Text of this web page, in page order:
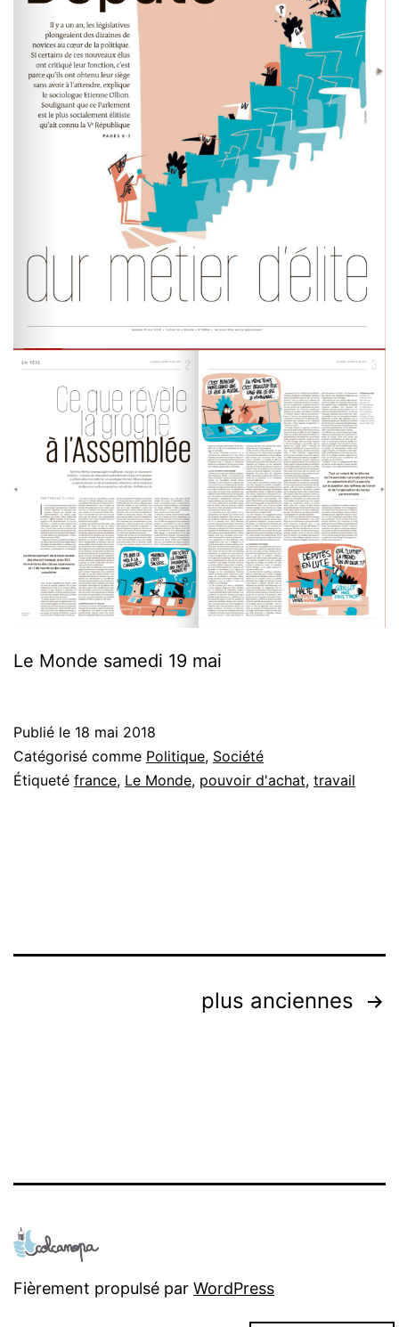
Le Monde samedi 19 mai
Publié le 18 mai 2018
Catégorisé comme Politique, Société
Étiqueté france, Le Monde, pouvoir d'achat, travail
plus anciennes
Fièrement propulsé par WordPress